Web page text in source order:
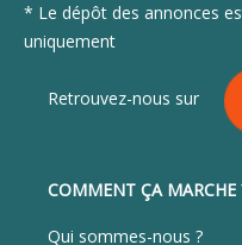
* Le dépôt des annonces
uniquement
Retrouvez-nous sur
COMMENT ÇA MARCHE
Qui sommes-nous ?